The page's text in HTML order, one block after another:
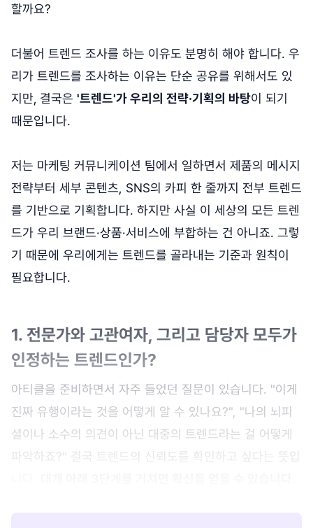
할까요?
더불어 트렌드 조사를 하는 이유도 분명히 해야 합니다. 우
리가 트렌드를 조사하는 이유는 단순 공유를 위해서도 있
지만, 결국은 '트렌드'가 우리의 전략·기획의 바탕이 되기
때문입니다.
저는 마케팅 커뮤니케이션 팀에서 일하면서 제품의 메시지
전략부터 세부 콘텐츠, SNS의 카피 한 줄까지 전부 트렌드
를 기반으로 기획합니다. 하지만 사실 이 세상의 모든 트렌
드가 우리 브랜드·상품·서비스에 부합하는 건 아니죠. 그렇
기 때문에 우리에게는 트렌드를 골라내는 기준과 원칙이
필요합니다.
1. 전문가와 고관여자, 그리고 담당자 모두가
인정하는 트렌드인가?
아티클을 준비하면서 자주 들었던 질문이 있습니다. "이게
진짜 유행이라는 것을 어떻게 알 수 있나요?", "나의 뇌피
셜이나 소수의 의견이 아닌 대중의 트렌드라는 걸 어떻게
파악하죠?" 결국 트렌드의 신뢰도를 확인하고 싶다는 뜻입